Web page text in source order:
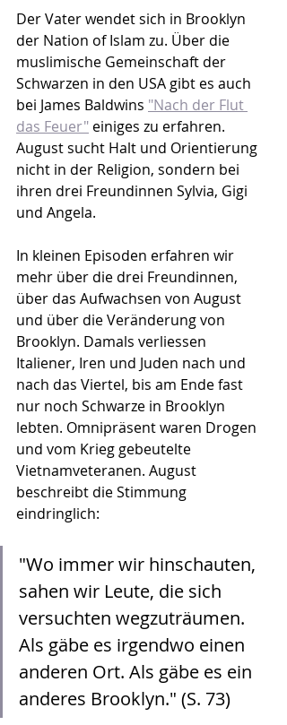
Der Vater wendet sich in Brooklyn
der Nation of Islam zu. Über die
muslimische Gemeinschaft der
Schwarzen in den USA gibt es auch
bei James Baldwins "Nach der Flut
das Feuer" einiges zu erfahren.
August sucht Halt und Orientierung
nicht in der Religion, sondern bei
ihren drei Freundinnen Sylvia, Gigi
und Angela.
In kleinen Episoden erfahren wir
mehr über die drei Freundinnen,
über das Aufwachsen von August
und über die Veränderung von
Brooklyn. Damals verliessen
Italiener, Iren und Juden nach und
nach das Viertel, bis am Ende fast
nur noch Schwarze in Brooklyn
lebten. Omnipräsent waren Drogen
und vom Krieg gebeutelte
Vietnamveteranen. August
beschreibt die Stimmung
eindringlich:
"Wo immer wir hinschauten,
sahen wir Leute, die sich
versuchten wegzuträumen.
Als gäbe es irgendwo einen
anderen Ort. Als gäbe es ein
anderes Brooklyn." (S. 73)